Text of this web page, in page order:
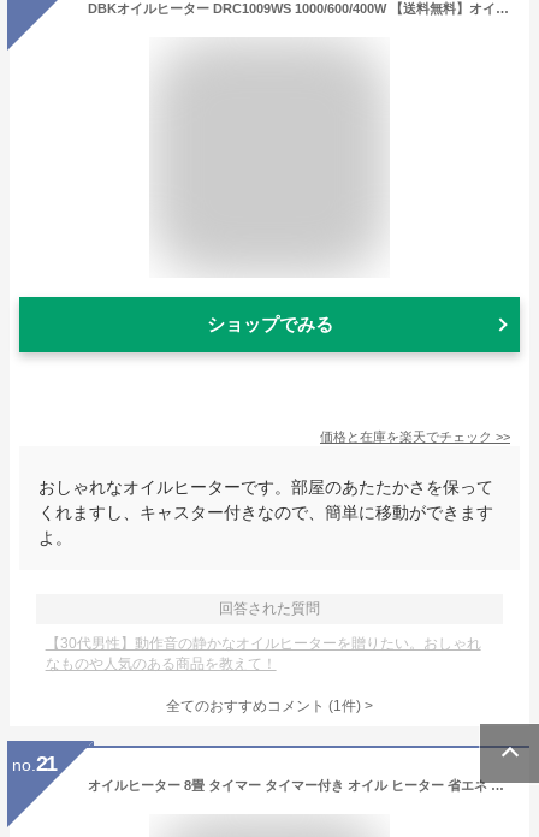
DBKオイルヒーター DRC1009WS 1000/600/400W 【送料無料】オイルヒーターシンプルモデル ドイツDBKオイルヒーター 【メーカー直送の為、代引き不可】
ショップでみる
価格と在庫を楽天でチェック >>
おしゃれなオイルヒーターです。部屋のあたたかさを保って
くれますし、キャスター付きなので、簡単に移動ができます
よ。
回答された質問
【30代男性】動作音の静かなオイルヒーターを贈りたい。おしゃれ
なものや人気のある商品を教えて！
全てのおすすめコメント (1件) >
no. 21
オイルヒーター 8畳 タイマー タイマー付き オイル ヒーター 省エネ 小型 安全 おしゃれ 静音 足元 キャスター付き タイマー設定 温度調節 3段階 エコモード搭載 ストーブ 暖房 脱衣所 オフィス